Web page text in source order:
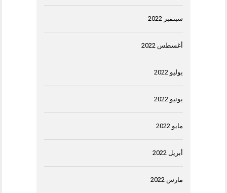
سبتمبر 2022
أغسطس 2022
يوليو 2022
يونيو 2022
مايو 2022
أبريل 2022
مارس 2022